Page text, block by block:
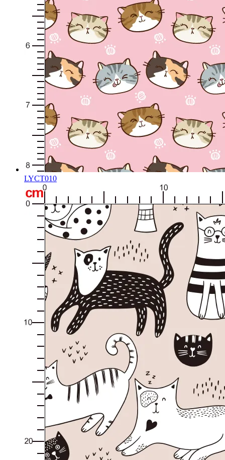
LYCT010